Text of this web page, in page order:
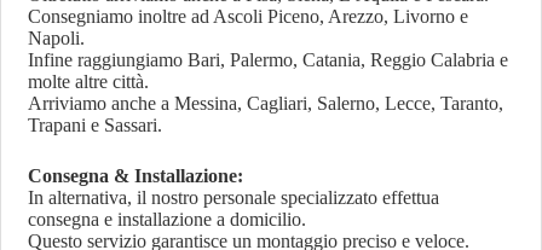
Consegniamo inoltre ad Ascoli Piceno, Arezzo, Livorno e
Napoli.
Infine raggiungiamo Bari, Palermo, Catania, Reggio Calabria e
molte altre città.
Arriviamo anche a Messina, Cagliari, Salerno, Lecce, Taranto,
Trapani e Sassari.
Consegna & Installazione:
In alternativa, il nostro personale specializzato effettua
consegna e installazione a domicilio.
Questo servizio garantisce un montaggio preciso e veloce.